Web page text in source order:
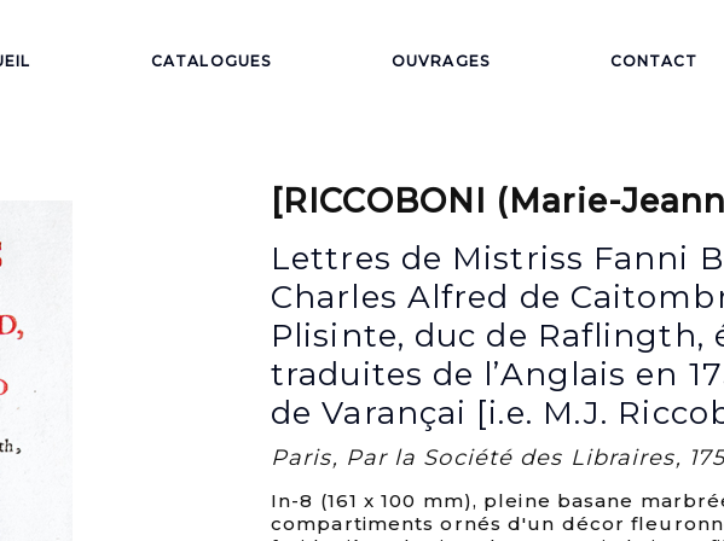
CATALOGUES OUVRAGES CONTACT
[RICCOBONI (Marie-
Lettres de Mistriss Fanni
Charles Alfred de
Plisinte, duc de Raflingth,
traduites de l’Anglais en
de Varançai [i.e. M.J.
Paris, Par la Société des Libraires,
In-8 (161 x 100 mm), pleine basane
compartiments ornés d'un décor